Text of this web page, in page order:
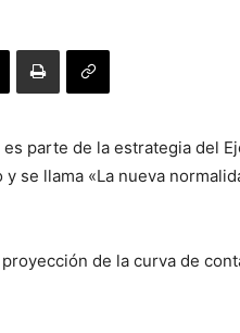
parte de la estrategia del
se llama «La nueva
de la curva de